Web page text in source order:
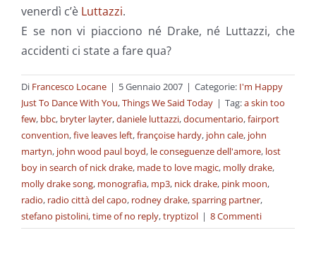
venerdì c’è Luttazzi.
E se non vi piacciono né Drake, né Luttazzi, che
accidenti ci state a fare qua?
Di Francesco Locane | 5 Gennaio 2007 | Categorie: I'm Happy
Just To Dance With You,Things We Said Today | Tag:a skin too
few, bbc, bryter layter,daniele luttazzi,documentario,fairport
convention,five leaves left,françoise hardy, john cale, john
martyn, john wood paul boyd, le conseguenze dell'amore, lost
boy in search of nick drake, made to love magic, molly drake,
molly drake song, monografia, mp3, nick drake, pink moon,
radio, radio città del capo, rodney drake,sparring partner,
stefano pistolini,time of no reply,tryptizol | 8 Commenti